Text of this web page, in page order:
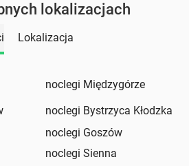
lokalizacjach
Lokalizacja
noclegi Międzygórze
noclegi Bystrzyca Kłodzka
noclegi Goszów
noclegi Sienna